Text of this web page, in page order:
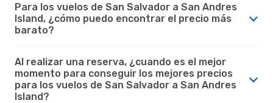
Para los vuelos de San Salvador a San Andres
Island, ¿cómo puedo encontrar el precio más
barato?
Al realizar una reserva, ¿cuando es el mejor
momento para conseguir los mejores precios
para los vuelos de San Salvador a San Andres
Island?